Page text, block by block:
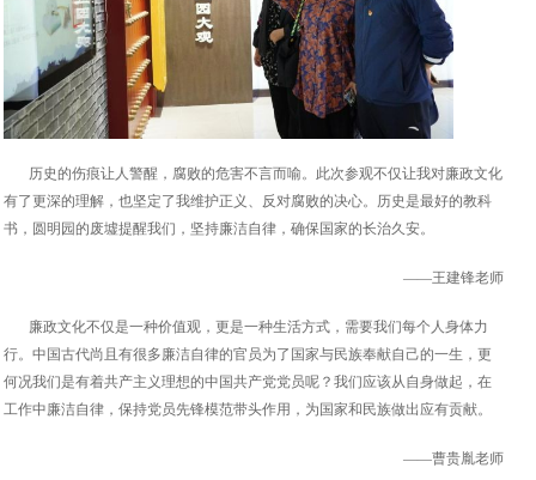
历史的伤痕让人警醒，腐败的危害不言而喻。此次参观不仅让我对廉政文化
有了更深的理解，也坚定了我维护正义、反对腐败的决心。历史是最好的教科
书，圆明园的废墟提醒我们，坚持廉洁自律，确保国家的长治久安。
——王建锋老师
廉政文化不仅是一种价值观，更是一种生活方式，需要我们每个人身体力
行。中国古代尚且有很多廉洁自律的官员为了国家与民族奉献自己的一生，更
何况我们是有着共产主义理想的中国共产党党员呢？我们应该从自身做起，在
工作中廉洁自律，保持党员先锋模范带头作用，为国家和民族做出应有贡献。
——曹贵胤老师